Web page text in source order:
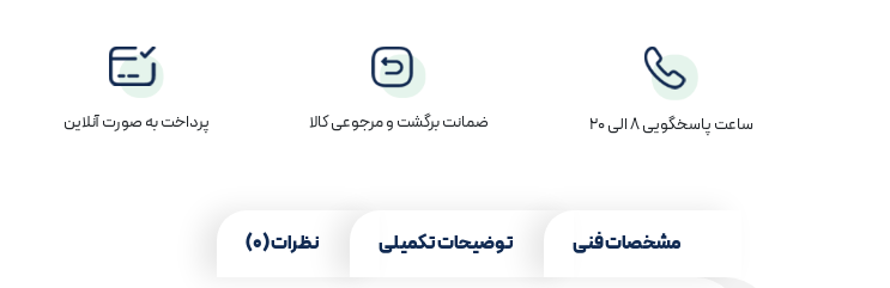
ساعت پاسخگویی 8 الی 20 ضمانت برگشت و مرجوعی کالا پرداخت به صورت آنلاین
مشخصات فنی توضیحات تکمیلی نظرات (0)